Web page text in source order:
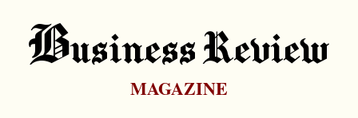
contenu
BUsiness Review
MAGAZINE